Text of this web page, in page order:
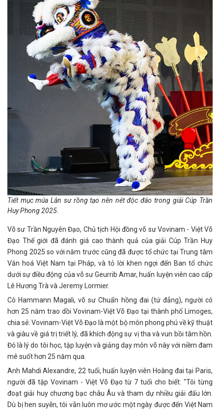
Tiết mục múa Lân sư rồng tạo nên nét độc đáo trong giải Cúp Trần
Huy Phong 2025.
Võ sư Trần Nguyên Đạo, Chủ tịch Hội đồng võ sư Vovinam - Việt Võ
Đạo Thế giới đã đánh giá cao thành quả của giải Cúp Trần Huy
Phong 2025 so với năm trước cũng đã được tổ chức tại Trung tâm
Văn hoá Việt Nam tại Pháp, và tỏ lời khen ngợi đến Ban tổ chức
dưới sự điều động của võ sư Geurrib Amar, huấn luyện viên cao cấp
Lê Hương Trà và Jeremy Lormier.
Cô Hammann Magali, võ sư Chuẩn hồng đai (tứ đẳng), người có
hơn 25 năm trao dồi Vovinam-Việt Võ Đạo tại thành phố Limoges,
chia sẻ: Vovinam-Việt Võ Đạo là một bộ môn phong phú về kỹ thuật
và giàu về giá trị triết lý, đã khích động sự vị tha và vun bồi tâm hồn.
Đó là lý do tôi học, tập luyện và giảng dạy môn võ này với niềm đam
mê suốt hơn 25 năm qua.
Anh Mahdi Alexandre, 22 tuổi, huấn luyện viên Hoàng đai tại Paris,
người đã tập Vovinam - Việt Võ Đạo từ 7 tuổi cho biết: "Tôi từng
đoạt giải huy chương bạc châu Âu và tham dự nhiều giải đấu lớn.
Dù bị hen suyễn, tôi vẫn luôn mơ ước một ngày được đến Việt Nam